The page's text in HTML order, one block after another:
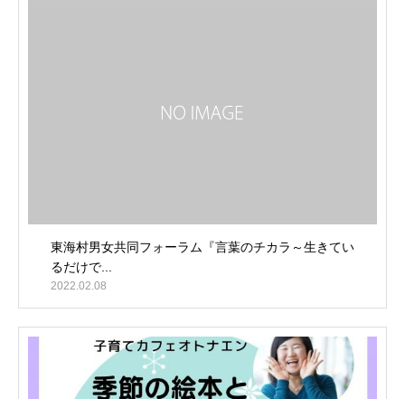
東海村男女共同フォーラム『言葉のチカラ～生きてい
るだけで...
2022.02.08